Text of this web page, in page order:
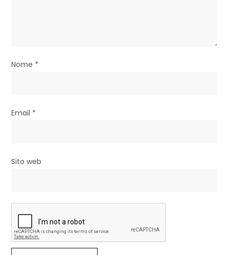
l
Nome *
Email *
Sito web